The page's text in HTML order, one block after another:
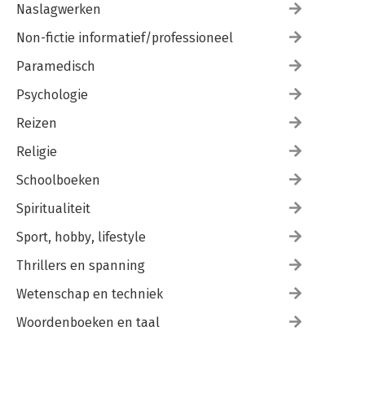
Naslagwerken
Non-fictie informatief/professioneel
Paramedisch
Psychologie
Reizen
Religie
Schoolboeken
Spiritualiteit
Sport, hobby, lifestyle
Thrillers en spanning
Wetenschap en techniek
Woordenboeken en taal